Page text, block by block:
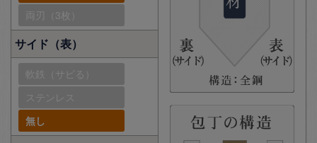
両刃（3枚）
サイド（表）
軟鉄（サビる）
ステンレス
無し